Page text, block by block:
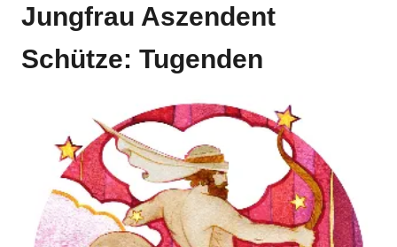
Jungfrau Aszendent
Schütze: Tugenden